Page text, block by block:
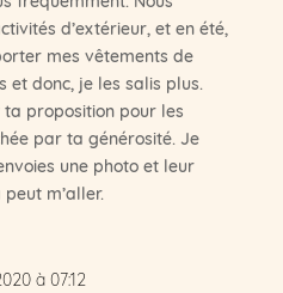
d’extérieur, et en été,
mes vêtements de
et donc, je les salis plus.
proposition pour les
par ta générosité. Je
une photo et leur
m’aller.
à 07:12